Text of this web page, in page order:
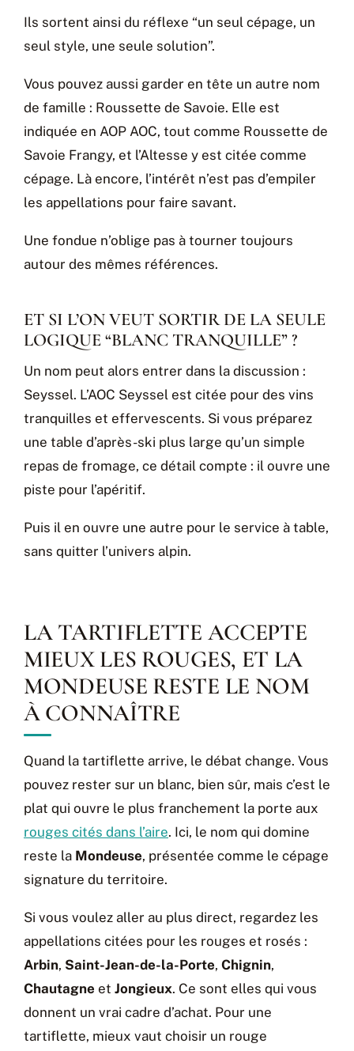
Ils sortent ainsi du réflexe “un seul cépage, un
seul style, une seule solution”.
Vous pouvez aussi garder en tête un autre nom
de famille : Roussette de Savoie. Elle est
indiquée en AOP AOC, tout comme Roussette de
Savoie Frangy, et l’Altesse y est citée comme
cépage. Là encore, l’intérêt n’est pas d’empiler
les appellations pour faire savant.
Une fondue n’oblige pas à tourner toujours
autour des mêmes références.
ET SI L’ON VEUT SORTIR DE LA SEULE
LOGIQUE “BLANC TRANQUILLE” ?
Un nom peut alors entrer dans la discussion :
Seyssel. L’AOC Seyssel est citée pour des vins
tranquilles et effervescents. Si vous préparez
une table d’après-ski plus large qu’un simple
repas de fromage, ce détail compte : il ouvre une
piste pour l’apéritif.
Puis il en ouvre une autre pour le service à table,
sans quitter l’univers alpin.
LA TARTIFLETTE ACCEPTE
MIEUX LES ROUGES, ET LA
MONDEUSE RESTE LE NOM
À CONNAÎTRE
Quand la tartiflette arrive, le débat change. Vous
pouvez rester sur un blanc, bien sûr, mais c’est le
plat qui ouvre le plus franchement la porte aux
rouges cités dans l’aire. Ici, le nom qui domine
reste la Mondeuse, présentée comme le cépage
signature du territoire.
Si vous voulez aller au plus direct, regardez les
appellations citées pour les rouges et rosés :
Arbin, Saint-Jean-de-la-Porte, Chignin,
Chautagne et Jongieux. Ce sont elles qui vous
donnent un vrai cadre d’achat. Pour une
tartiflette, mieux vaut choisir un rouge